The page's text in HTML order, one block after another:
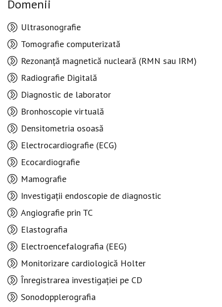
Domenii
Ultrasonografie
Tomografie computerizată
Rezonanță magnetică nucleară (RMN sau IRM)
Radiografie Digitală
Diagnostic de laborator
Bronhoscopie virtuală
Densitometria osoasă
Electrocardiografie (ECG)
Ecocardiografie
Mamografie
Investigații endoscopie de diagnostic
Angiografie prin TC
Elastografia
Electroencefalografia (EEG)
Monitorizare cardiologică Holter
Înregistrarea investigației pe CD
Sonodopplerografia